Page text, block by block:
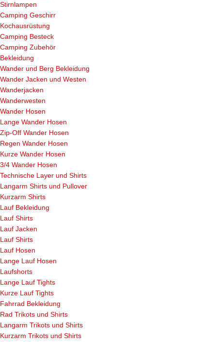
Stirnlampen
Camping Geschirr
Kochausrüstung
Camping Besteck
Camping Zubehör
Bekleidung
Wander und Berg Bekleidung
Wander Jacken und Westen
Wanderjacken
Wanderwesten
Wander Hosen
Lange Wander Hosen
Zip-Off Wander Hosen
Regen Wander Hosen
Kurze Wander Hosen
3/4 Wander Hosen
Technische Layer und Shirts
Langarm Shirts und Pullover
Kurzarm Shirts
Lauf Bekleidung
Lauf Shirts
Lauf Jacken
Lauf Shirts
Lauf Hosen
Lange Lauf Hosen
Laufshorts
Lange Lauf Tights
Kurze Lauf Tights
Fahrrad Bekleidung
Rad Trikots und Shirts
Langarm Trikots und Shirts
Kurzarm Trikots und Shirts